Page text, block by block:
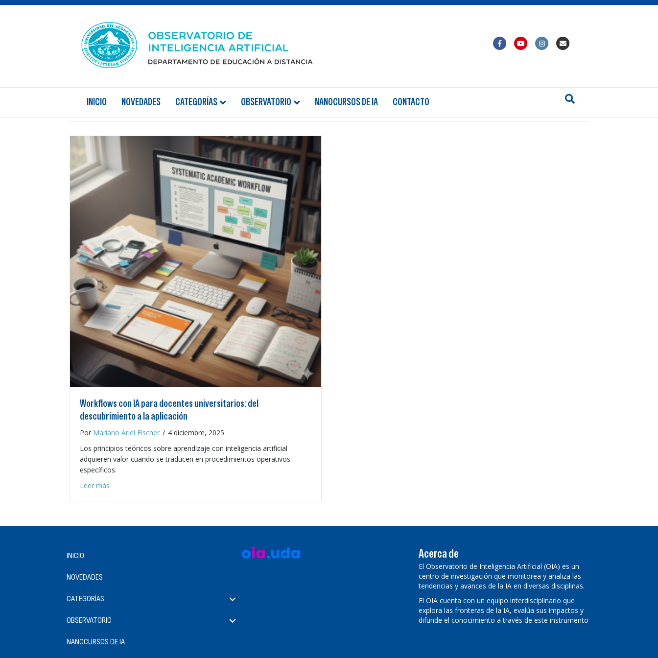
FacebookYoutube Instagram
INICIO NOVEDADES CATEGORÍAS OBSERVATORIO NANOCURSOS DE IA CONTACTO
practicadocente
Workflows con IA para docentes universitarios: del
descubrimiento a la aplicación
Por Mariano Ariel Fischer / 4 diciembre, 2025
Los principios teóricos sobre aprendizaje con inteligencia artificial
adquieren valor cuando se traducen en procedimientos operativos
específicos.
Leer más
INICIO
NOVEDADES
CATEGORÍAS
OBSERVATORIO
NANOCURSOS DE IA
Acerca de
El Observatorio de Inteligencia Artificial (OIA) es un
centro de investigación que monitorea y analiza las
tendencias y avances de la IA en diversas disciplinas.
El OIA cuenta con un equipo interdisciplinario que
explora las fronteras de la IA, evalúa sus impactos y
difunde el conocimiento a través de este instrumento